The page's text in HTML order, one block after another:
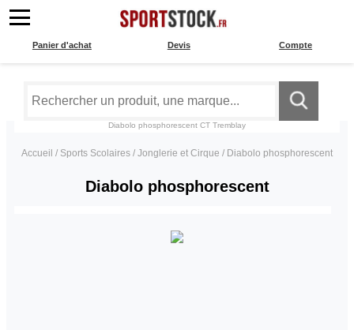
Compte
Devis
Panier d'achat
Diabolo phosphorescent CT Tremblay
Accueil / Sports Scolaires / Jonglerie et Cirque / Diabolo phosphorescent
Diabolo phosphorescent